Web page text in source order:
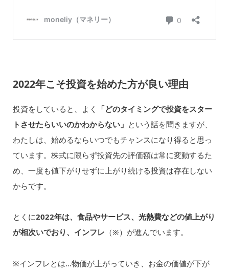
2022年こそ投資を始めた方が良い理由
投資をしていると、よく
「どのタイミングで投資をスター
トさせたらいいのかわからない」 という話を聞きますが、
わたしは、始めるならいつでもチャンスになり得ると思っ
ています。株式に限らず投資先の評価額は常に変動するた
め、一度も値下がりせずに上がり続ける投資は存在しない
からです。
とくに2022年は、食品やサービス、光熱費などの値上がり
が相次いでおり、インフレ （※）が進んでいます。
※インフレとは…物価が上がっていき、お金の価値が下が